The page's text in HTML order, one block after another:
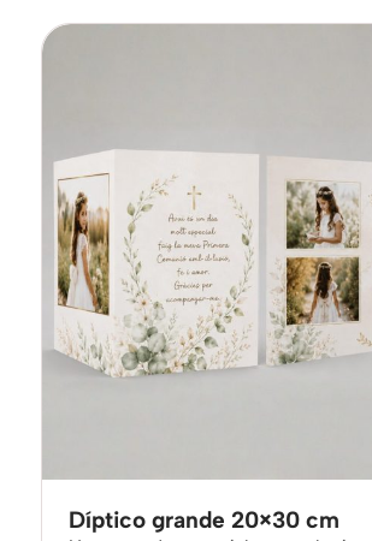
Díptico grande 20×30 cm